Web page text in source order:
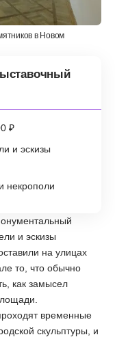
в Новом
₽
и эскизы
некрополи
и эскизы
на улицах
то, что обычно
как замысел
временные
скульптуры, и